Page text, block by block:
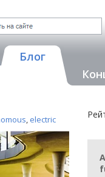
Блог
, electric